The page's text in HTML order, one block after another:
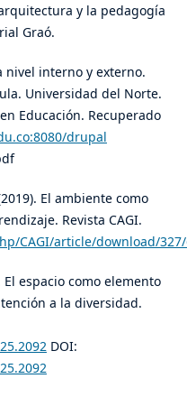
y la pedagogía
Graó.
nivel interno y externo.
Universidad del Norte.
Educación. Recuperado
drupal
El ambiente como
Revista CAGI.
CAGI/article/download/
El espacio como elemento
a la diversidad.
DOI: